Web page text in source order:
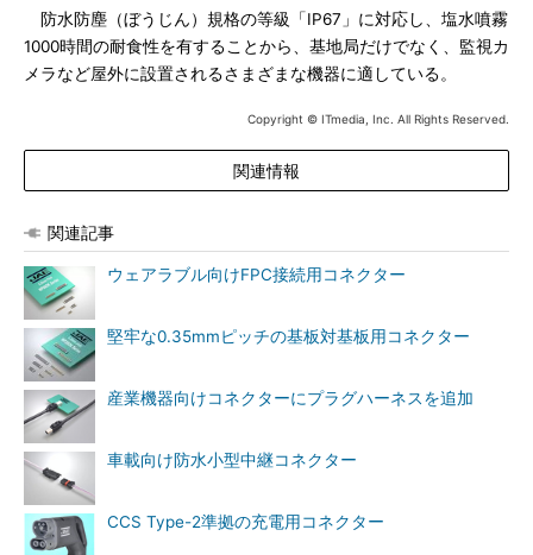
防水防塵（ぼうじん）規格の等級「IP67」に対応し、塩水噴霧
1000時間の耐食性を有することから、基地局だけでなく、監視カ
メラなど屋外に設置されるさまざまな機器に適している。
Copyright © ITmedia, Inc. All Rights Reserved.
関連情報
関連記事
ウェアラブル向けFPC接続用コネクター
堅牢な0.35mmピッチの基板対基板用コネクター
産業機器向けコネクターにプラグハーネスを追加
車載向け防水小型中継コネクター
CCS Type-2準拠の充電用コネクター